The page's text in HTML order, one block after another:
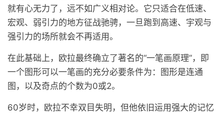
就有心无力了，远不如广义相对论。它只适合在低速、
宏观、弱引力的地方征战驰骋，一旦跑到高速、宇观与
强引力的场所就会不再适用。
在此基础上，欧拉最终确立了著名的“一笔画原理”，即
一个图形可以一笔画的充分必要条件为：图形是连通
图，以及奇点的个数为0或2。
60岁时，欧拉不幸双目失明，但他依旧运用强大的记忆